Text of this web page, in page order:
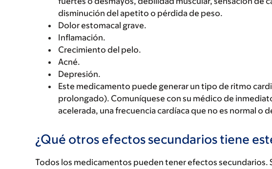
disminución del apetito o pérdida de peso.
Dolor estomacal grave.
Inflamación.
Crecimiento del pelo.
Acné.
Depresión.
Este medicamento puede generar un tipo de ritmo
prolongado). Comuníquese con su médico de
acelerada, una frecuencia cardíaca que no es normal o
¿Qué otros efectos secundarios tiene
Todos los medicamentos pueden tener efectos secundarios.